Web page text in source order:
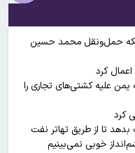
با شبکه حمل‌ونقل محمد حسین
کرد
یمن علیه کشتی‌های تجاری را
کرد
تا از طریق تهاتر نفت
خوبی نمی‌بینیم